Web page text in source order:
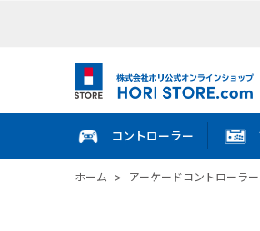
コントローラー
ホーム > アーケードコントローラー